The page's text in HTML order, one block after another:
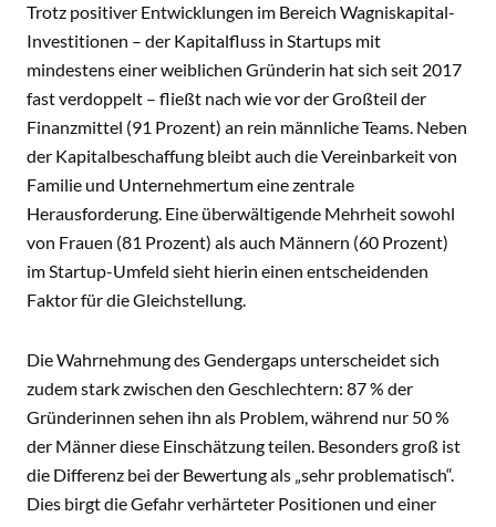
Trotz positiver Entwicklungen im Bereich Wagniskapital-
Investitionen – der Kapitalfluss in Startups mit
mindestens einer weiblichen Gründerin hat sich seit 2017
fast verdoppelt – fließt nach wie vor der Großteil der
Finanzmittel (91 Prozent) an rein männliche Teams. Neben
der Kapitalbeschaffung bleibt auch die Vereinbarkeit von
Familie und Unternehmertum eine zentrale
Herausforderung. Eine überwältigende Mehrheit sowohl
von Frauen (81 Prozent) als auch Männern (60 Prozent)
im Startup-Umfeld sieht hierin einen entscheidenden
Faktor für die Gleichstellung.
Die Wahrnehmung des Gendergaps unterscheidet sich
zudem stark zwischen den Geschlechtern: 87 % der
Gründerinnen sehen ihn als Problem, während nur 50 %
der Männer diese Einschätzung teilen. Besonders groß ist
die Differenz bei der Bewertung als „sehr problematisch“.
Dies birgt die Gefahr verhärteter Positionen und einer